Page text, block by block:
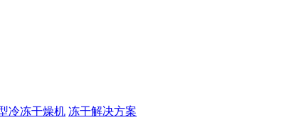
冷冻干燥机 冻干解决方案